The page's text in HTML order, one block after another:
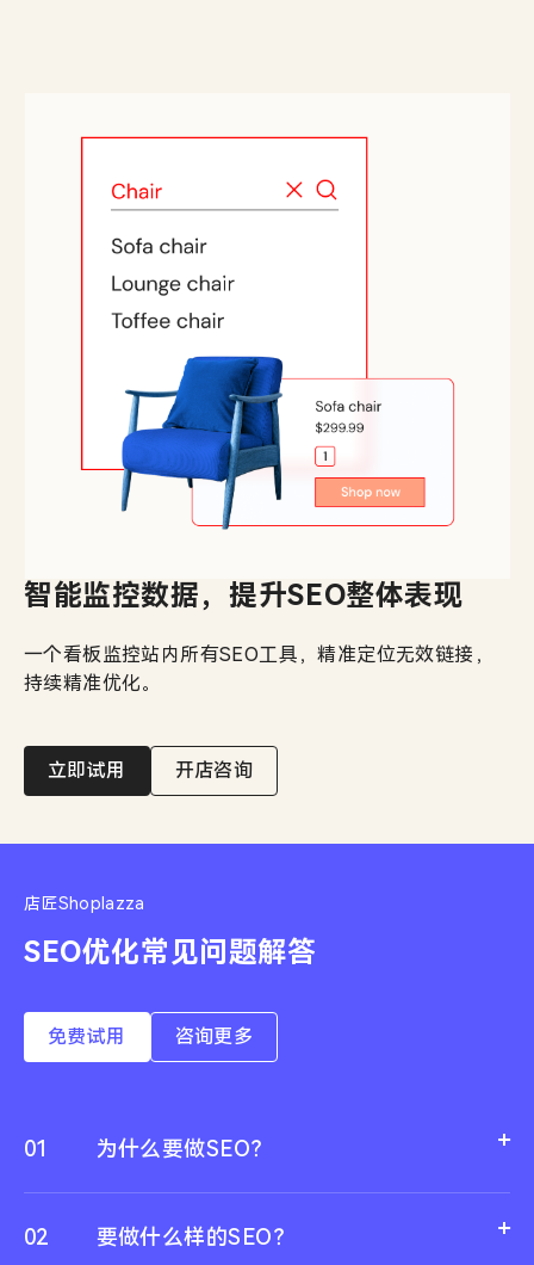
智能监控数据，提升SEO整体表现
一个看板监控站内所有SEO工具，精准定位无效链接，
持续精准优化。
立即试用 开店咨询
店匠Shoplazza
免费试用 咨询更多
01 为什么要做SEO？
02 要做什么样的SEO？